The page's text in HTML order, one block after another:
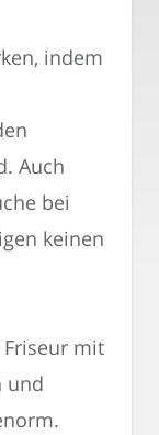
indem
Auch
bei
keinen
mit
und